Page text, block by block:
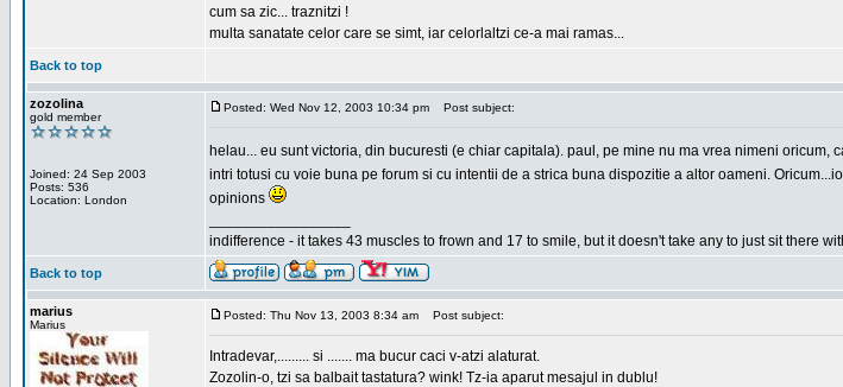
cum sa zic... traznitzi !
multa sanatate celor care se simt, iar celorlaltzi ce-a mai ramas...
Back to top
zozolina
gold member
Joined: 24 Sep 2003
Posts: 536
Location: London
Posted: Wed Nov 12, 2003 10:34 pm Post subject:
helau... eu sunt victoria, din bucuresti (e chiar capitala). paul, pe mine nu ma vrea nimeni oricum,
intri totusi cu voie buna pe forum si cu intentii de a strica buna dispozitie a altor oameni.
opinions
indifference - it takes 43 muscles to frown and 17 to smile, but it doesn't take any to just sit there
Back to top
marius
Marius
Posted: Thu Nov 13, 2003 8:34 am Post subject:
Intradevar,......... si ....... ma bucur caci v-atzi alaturat.
Zozolin-o, tzi sa balbait tastatura? wink! Tz-ia aparut mesajul in dublu!